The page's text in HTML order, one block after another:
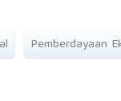
Pemberdayaan